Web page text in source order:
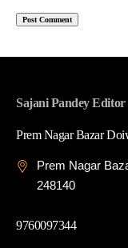
Sajani Pandey Editor
Prem Nagar Bazar
Prem Nagar
248140
9760097344